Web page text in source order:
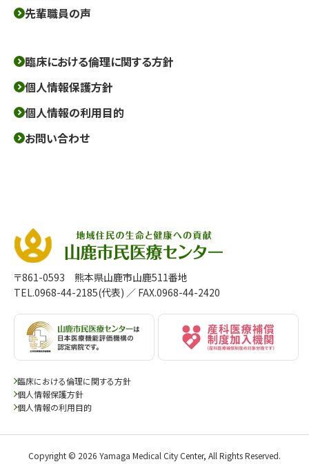
先輩職員の声
臨床における倫理に関する方針
個人情報保護方針
個人情報の利用目的
お問い合わせ
〒861-0593 熊本県山鹿市山鹿511番地
TEL.0968-44-2185(代表) ／ FAX.0968-44-2420
臨床における倫理に関する方針
個人情報保護方針
個人情報の利用目的
Copyright © 2026 Yamaga Medical City Center, All Rights Reserved.